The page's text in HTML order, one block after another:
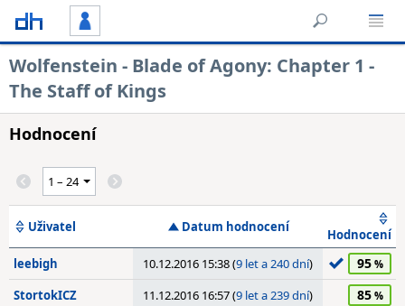
Wolfenstein - Blade of Agony: Chapter 1 -
The Staff of Kings
Hodnocení
Uživatel Datum hodnocení
Hodnocení
leebigh
10.12.2016 15:38 (9 let a 240 dní) 95
StortokICZ 11.12.2016 16:57 (9 let a 239 dní) 85